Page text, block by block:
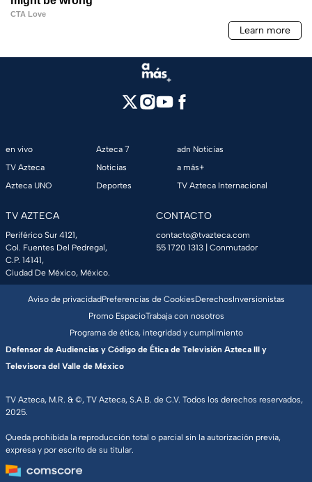
en vivo
TV Azteca
Azteca UNO
Azteca 7
Noticias
Deportes
adn Noticias
a más+
TV Azteca Internacional
TV AZTECA
Periférico Sur 4121,
Col. Fuentes Del Pedregal,
C.P. 14141,
Ciudad De México, México.
CONTACTO
contacto@tvazteca.com
55 1720 1313 | Conmutador
TV Azteca, M.R. & ©, TV Azteca, S.A.B. de C.V. Todos los derechos reservados,
2025.
Queda prohibida la reproducción total o parcial sin la autorización previa,
expresa y por escrito de su titular.
Aviso de privacidadPreferencias de CookiesDerechosInversionistas
Promo EspacioTrabaja con nosotros
Programa de ética, integridad y cumplimiento
Defensor de Audiencias y Código de Ética de Televisión Azteca III y
Televisora del Valle de México